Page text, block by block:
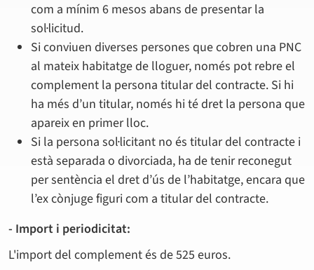
com a mínim 6 mesos abans de presentar la
sol·licitud.
Si conviuen diverses persones que cobren una PNC
al mateix habitatge de lloguer, només pot rebre el
complement la persona titular del contracte. Si hi
ha més d’un titular, només hi té dret la persona que
apareix en primer lloc.
Si la persona sol·licitant no és titular del contracte i
està separada o divorciada, ha de tenir reconegut
per sentència el dret d’ús de l’habitatge, encara que
l’ex cònjuge figuri com a titular del contracte.
- Import i periodicitat:
L'import del complement és de 525 euros.